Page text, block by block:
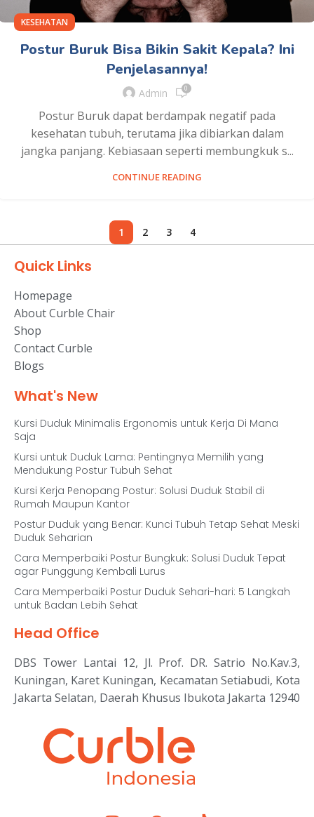
KESEHATAN
Postur Buruk Bisa Bikin Sakit Kepala? Ini
Penjelasannya!
Admin 0
Postur Buruk dapat berdampak negatif pada
kesehatan tubuh, terutama jika dibiarkan dalam
jangka panjang. Kebiasaan seperti membungkuk s...
CONTINUE READING
1 2 3 4
Quick Links
Homepage
About Curble Chair
Shop
Contact Curble
Blogs
What's New
Kursi Duduk Minimalis Ergonomis untuk Kerja Di Mana
Saja
Kursi untuk Duduk Lama: Pentingnya Memilih yang
Mendukung Postur Tubuh Sehat
Kursi Kerja Penopang Postur: Solusi Duduk Stabil di
Rumah Maupun Kantor
Postur Duduk yang Benar: Kunci Tubuh Tetap Sehat Meski
Duduk Seharian
Cara Memperbaiki Postur Bungkuk: Solusi Duduk Tepat
agar Punggung Kembali Lurus
Cara Memperbaiki Postur Duduk Sehari-hari: 5 Langkah
untuk Badan Lebih Sehat
Head Office
DBS Tower Lantai 12, Jl. Prof. DR. Satrio No.Kav.3,
Kuningan, Karet Kuningan, Kecamatan Setiabudi, Kota
Jakarta Selatan, Daerah Khusus Ibukota Jakarta 12940